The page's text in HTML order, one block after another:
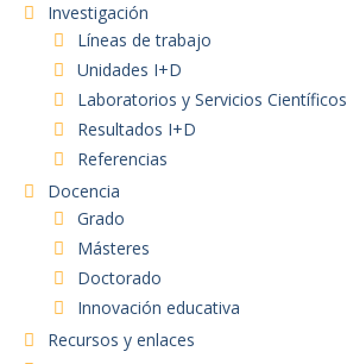
Investigación
Líneas de trabajo
Unidades I+D
Laboratorios y Servicios Científicos
Resultados I+D
Referencias
Docencia
Grado
Másteres
Doctorado
Innovación educativa
Recursos y enlaces